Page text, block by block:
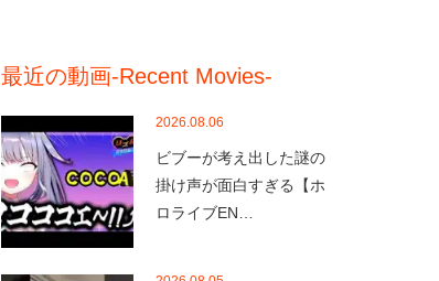
最近の動画-Recent Movies-
2026.08.06
ビブーが考え出した謎の
掛け声が面白すぎる【ホ
ロライブEN…